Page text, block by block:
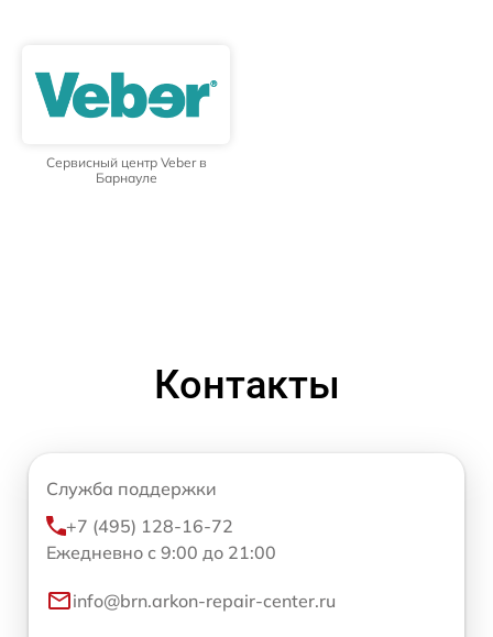
Сервисный центр Veber в
Барнауле
Контакты
Служба поддержки
+7 (495) 128-16-72
Ежедневно с 9:00 до 21:00
info@brn.arkon-repair-center.ru